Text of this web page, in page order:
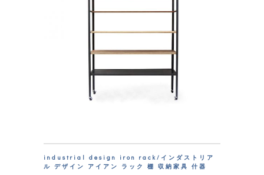
industrial design iron rack/インダストリア
ル デザイン アイアン ラック 棚 収納家具 什器